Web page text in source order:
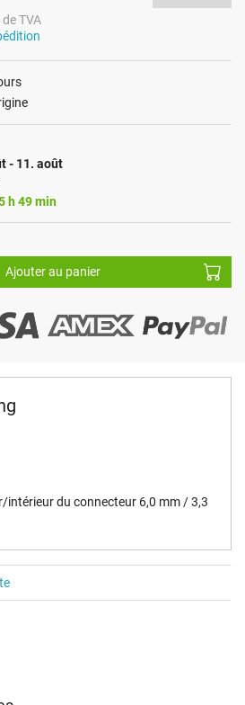
intérieur du connecteur 6,0 mm / 3,3
TVA
- 11. août
h 49 min
Ajouter au panier